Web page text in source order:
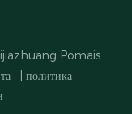
Pomais
политика